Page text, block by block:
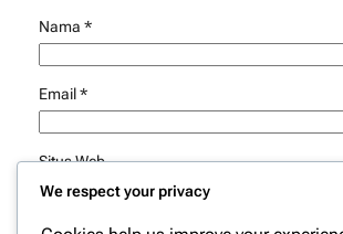
Nama *
Email*
Situs Web
Simpan nama, email, dan situs web saya
We respect your privacy